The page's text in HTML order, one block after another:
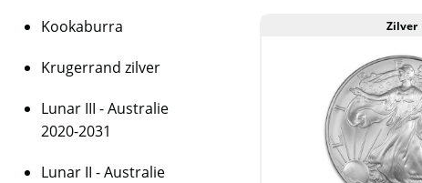
Zilver
Kookaburra
Krugerrand zilver
Lunar III - Australie
2020-2031
Lunar II - Australie